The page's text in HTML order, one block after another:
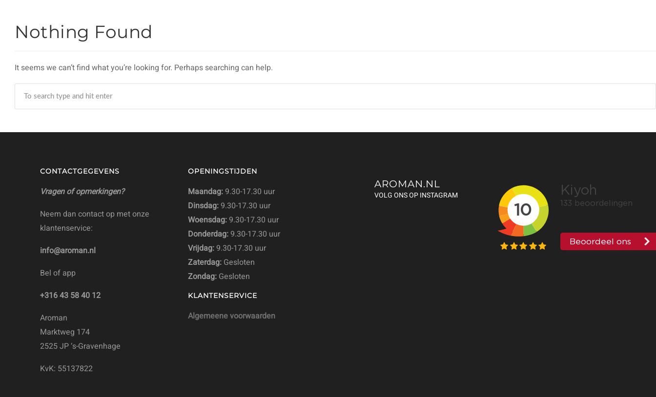
Nothing Found
It seems we can’t find what you’re looking for. Perhaps searching can help.
CONTACTGEGEVENS
Vragen of opmerkingen?
Neem dan contact op met onze
klantenservice:
info@aroman.nl
Bel of app
+316 43 58 40 12
Aroman
Marktweg 174
2525 JP ‘s-Gravenhage
KvK: 55137822
OPENINGSTIJDEN
Maandag:9.30-17.30 uur
Dinsdag:9.30-17.30 uur
Woensdag:9.30-17.30 uur
Donderdag:9.30-17.30 uur
Vrijdag:9.30-17.30 uur
Zaterdag:Gesloten
Zondag:Gesloten
KLANTENSERVICE
Algemeene voorwaarden
AROMAN.NL
VOLG ONS OP INSTAGRAM